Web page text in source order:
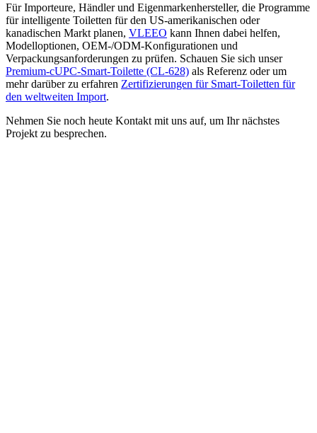
Für Importeure, Händler und Eigenmarkenhersteller, die Programme
für intelligente Toiletten für den US-amerikanischen oder
kanadischen Markt planen, VLEEO kann Ihnen dabei helfen,
Modelloptionen, OEM-/ODM-Konfigurationen und
Verpackungsanforderungen zu prüfen. Schauen Sie sich unser
Premium-cUPC-Smart-Toilette (CL-628) als Referenz oder um
mehr darüber zu erfahren Zertifizierungen für Smart-Toiletten für
den weltweiten Import.
Nehmen Sie noch heute Kontakt mit uns auf, um Ihr nächstes
Projekt zu besprechen.